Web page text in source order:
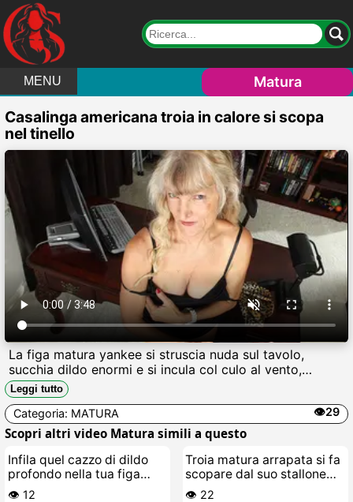
MENU Matura
Casalinga americana troia in calore si scopa
nel tinello
La figa matura yankee si struscia nuda sul tavolo,
succhia dildo enormi e si incula col culo al vento,
gemendo scopatemi forte fino a schizzare sborra finta
ovunque, troia viziosa assetata di cazzo.
Leggi tutto
Categoria: MATURA 👁️29
Scopri altri video Matura simili a questo
Infila quel cazzo di dildo
profondo nella tua figa
bagnata da troia matura
👁️ 12
Troia matura arrapata si fa
scopare dal suo stallone
giovane
👁️ 22